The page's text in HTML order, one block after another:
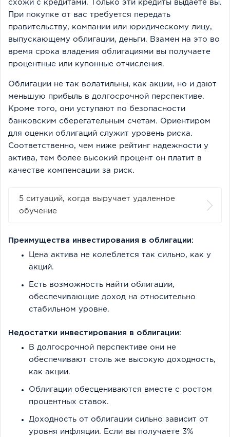
схожи с кредитами. Только эти кредиты выдаёте вы.
При покупке от вас требуется передать
правительству, компании или юридическому лицу,
выпускающему облигации, деньги. Взамен на это во
время срока владения облигациями вы получаете
процентные или купонные отчисления.
Облигации не так волатильны, как акции, но и дают
меньшую прибыль в долгосрочной перспективе.
Кроме того, они уступают по безопасности
банковским сберегательным счетам. Ориентиром
для оценки облигаций служит уровень риска.
Соответственно, чем ниже рейтинг надежности у
актива, тем более высокий процент он платит в
качестве компенсации за риск.
5 ситуаций, когда выручает удаленное
обучение
Преимущества инвестирования в облигации:
Цена актива не колеблется так сильно, как у
акций.
Есть возможность найти облигации,
обеспечивающие доход на относительно
стабильном уровне.
Недостатки инвестирования в облигации:
В долгосрочной перспективе они не
обеспечивают столь же высокую доходность,
как акции.
Облигации обесцениваются вместе с ростом
процентных ставок.
Доходность от облигации сильно зависит от
уровня инфляции. Если вы получаете 3%